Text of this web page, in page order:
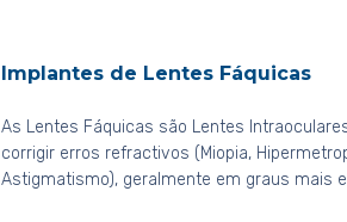
Implantes de Lentes Fáquicas
As Lentes Fáquicas são Lentes
corrigir erros refractivos (Miopia,
Astigmatismo), geralmente em graus mais